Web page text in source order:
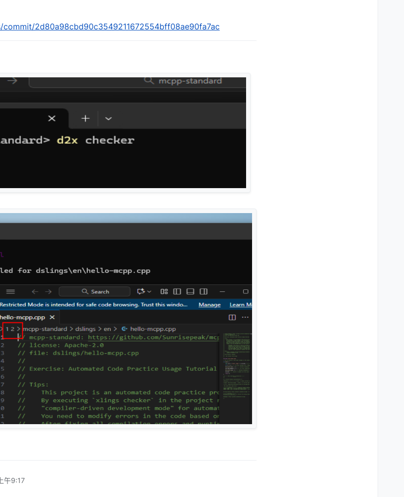
2d80a98cbd90c3549211672554bff08ae90fa7ac
午9:17